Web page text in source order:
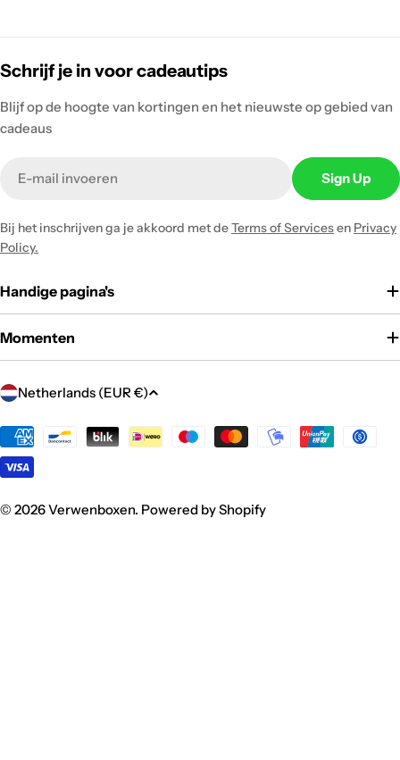
Schrijf je in voor cadeautips
Blijf op de hoogte van kortingen en het nieuwste op gebied van
cadeaus
Sign Up
Bij het inschrijven ga je akkoord met deTerms of Servicesen Privacy
Policy.
Handige pagina's
Momenten
C
u
n
t
r
Netherlands (EUR €)
Payment
methods
© 2026Verwenboxen. Powered by Shopify